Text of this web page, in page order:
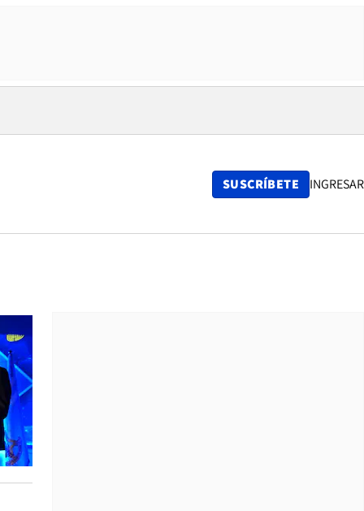
SUSCRÍBETE INGRESAR